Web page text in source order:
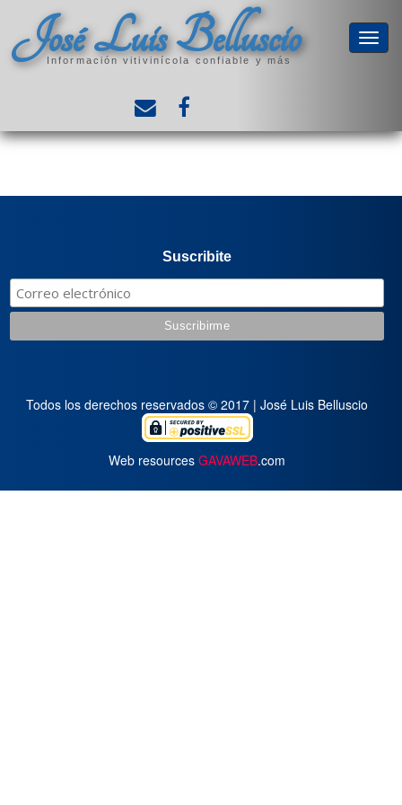
José Luis Belluscio
Información vitivinícola confiable y más
Suscribite
Todos los derechos reservados © 2017 | José Luis Belluscio
Web resources GAVAWEB.com